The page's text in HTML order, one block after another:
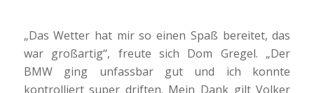
„Das Wetter hat mir so einen Spaß bereitet, das
war großartig“, freute sich Dom Gregel. „Der
BMW ging unfassbar gut und ich konnte
kontrolliert super driften. Mein Dank gilt Volker